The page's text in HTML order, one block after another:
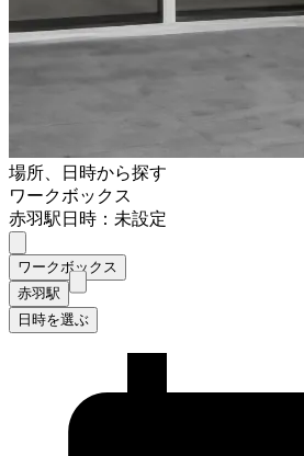
場所、日時から探す
ワークボックス
赤羽駅日時：未設定
ワークボックス
赤羽駅
日時を選ぶ